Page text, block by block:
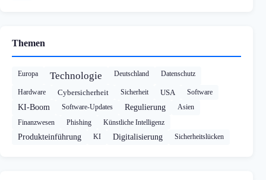
Themen
Europa Technologie Deutschland Datenschutz
Hardware Cybersicherheit Sicherheit USA Software
KI-Boom Software-Updates Regulierung
Asien
Finanzwesen
Phishing Künstliche Intelligenz
Produkteinführung KI Digitalisierung Sicherheitslücken